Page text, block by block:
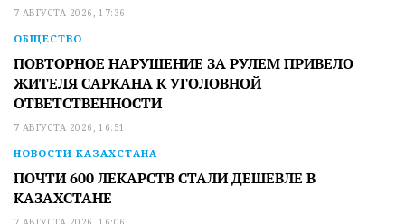
7 АВГУСТА 2026, 17:36
ОБЩЕСТВО
ПОВТОРНОЕ НАРУШЕНИЕ ЗА РУЛЕМ ПРИВЕЛО
ЖИТЕЛЯ САРКАНА К УГОЛОВНОЙ
ОТВЕТСТВЕННОСТИ
7 АВГУСТА 2026, 16:51
НОВОСТИ КАЗАХСТАНА
ПОЧТИ 600 ЛЕКАРСТВ СТАЛИ ДЕШЕВЛЕ В
КАЗАХСТАНЕ